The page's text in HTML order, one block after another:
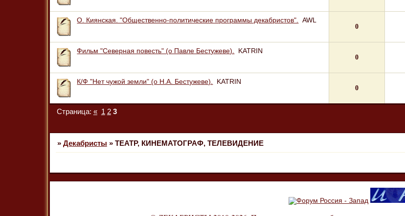
О. Киянская. "Общественно-политические программы декабристов".
AWL
0
Фильм "Северная повесть" (о Павле Бестужеве).
KATRIN
0
К/Ф "Нет чужой земли" (о Н.А. Бестужеве).
KATRIN
0
Страница: « 1 2 3
» Декабристы » ТЕАТР, КИНЕМАТОГРАФ, ТЕЛЕВИДЕНИЕ